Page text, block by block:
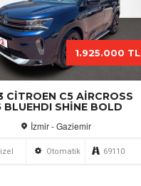
CITROEN C5 AIRCROSS
BLUEHDI SHINE BOLD
İzmir - Gaziemir
1.925.000 TL
Otomatik 69110